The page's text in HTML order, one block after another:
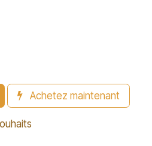
Achetez maintenant